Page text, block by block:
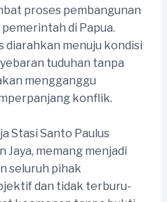
proses pembangunan
di Papua.
diarahkan menuju kondisi
tuduhan tanpa
mengganggu
konflik.
Stasi Santo Paulus
Jaya, memang menjadi
seluruh pihak
dan tidak terburu-